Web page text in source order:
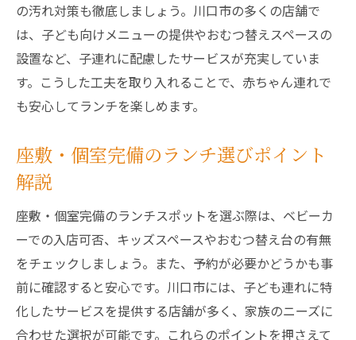
の汚れ対策も徹底しましょう。川口市の多くの店舗で
は、子ども向けメニューの提供やおむつ替えスペースの
設置など、子連れに配慮したサービスが充実していま
す。こうした工夫を取り入れることで、赤ちゃん連れで
も安心してランチを楽しめます。
座敷・個室完備のランチ選びポイント
解説
座敷・個室完備のランチスポットを選ぶ際は、ベビーカ
ーでの入店可否、キッズスペースやおむつ替え台の有無
をチェックしましょう。また、予約が必要かどうかも事
前に確認すると安心です。川口市には、子ども連れに特
化したサービスを提供する店舗が多く、家族のニーズに
合わせた選択が可能です。これらのポイントを押さえて